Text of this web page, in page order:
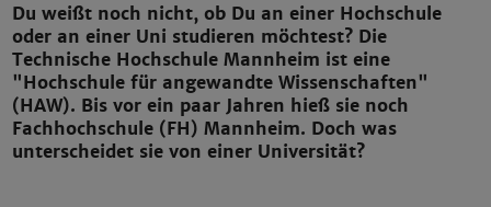
Du weißt noch nicht, ob Du an einer Hochschule
oder an einer Uni studieren möchtest? Die
Technische Hochschule Mannheim ist eine
"Hochschule für angewandte Wissenschaften"
(HAW). Bis vor ein paar Jahren hieß sie noch
Fachhochschule (FH) Mannheim. Doch was
unterscheidet sie von einer Universität?